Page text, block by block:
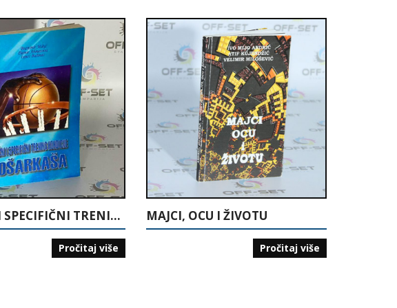
BAZIČNI I SPECIFIČNI TRENING KONDICIJE KOŠARKAŠA
Pročitaj više
MAJCI, OCU I ŽIVOTU
Pročitaj više